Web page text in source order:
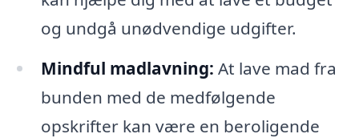
og undgå unødvendige udgifter.
Mindful madlavning: At lave mad fra
bunden med de medfølgende
opskrifter kan være en beroligende